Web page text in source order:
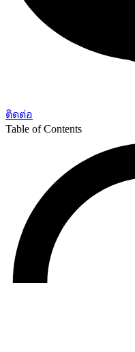
ติดต่อ
Table of Contents